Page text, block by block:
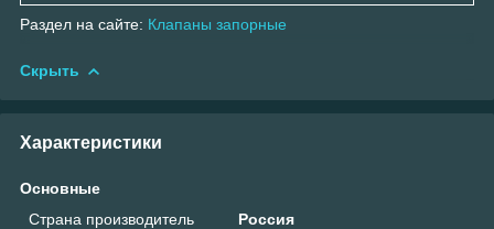
Раздел на сайте: Клапаны запорные
Скрыть
Характеристики
Основные
Страна производитель
Россия